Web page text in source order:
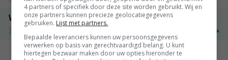
Volle melkpoeder
Zuivel NL
MEER MARKTPRIJZEN
4 partners of specifiek door deze site worden gebruikt. Wij en
onze partners kunnen precieze geolocatiegegevens
gebruiken. Lijst met partners.
Bepaalde leveranciers kunnen uw persoonsgegevens
verwerken op basis van gerechtvaardigd belang. U kunt
hiertegen bezwaar maken door uw opties hieronder te